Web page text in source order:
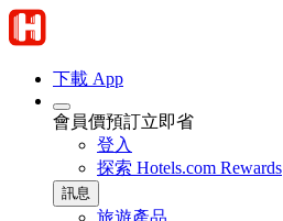
下載 App
會員價預訂立即省
登入
探索 Hotels.com Rewards
訊息
旅遊產品